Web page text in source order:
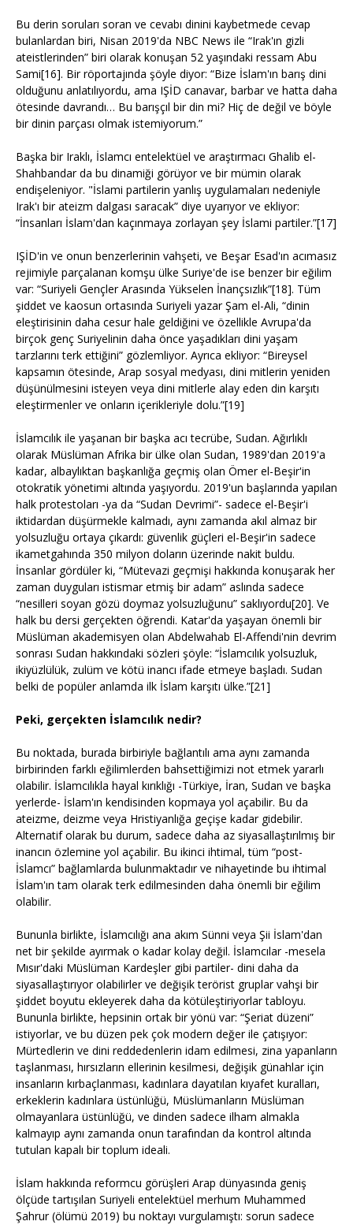
Bu derin soruları soran ve cevabı dinini kaybetmede cevap
bulanlardan biri, Nisan 2019'da NBC News ile “Irak'ın gizli
ateistlerinden” biri olarak konuşan 52 yaşındaki ressam Abu
Sami[16]. Bir röportajında şöyle diyor: “Bize İslam'ın barış dini
olduğunu anlatılıyordu, ama IŞİD canavar, barbar ve hatta daha
ötesinde davrandı… Bu barışçıl bir din mi? Hiç de değil ve böyle
bir dinin parçası olmak istemiyorum.”
Başka bir Iraklı, İslamcı entelektüel ve araştırmacı Ghalib el-
Shahbandar da bu dinamiği görüyor ve bir mümin olarak
endişeleniyor. "İslami partilerin yanlış uygulamaları nedeniyle
Irak'ı bir ateizm dalgası saracak” diye uyarıyor ve ekliyor:
“İnsanları İslam'dan kaçınmaya zorlayan şey İslami partiler.”[17]
IŞİD'in ve onun benzerlerinin vahşeti, ve Beşar Esad'ın acımasız
rejimiyle parçalanan komşu ülke Suriye'de ise benzer bir eğilim
var: “Suriyeli Gençler Arasında Yükselen İnançsızlık”[18]. Tüm
şiddet ve kaosun ortasında Suriyeli yazar Şam el-Ali, “dinin
eleştirisinin daha cesur hale geldiğini ve özellikle Avrupa'da
birçok genç Suriyelinin daha önce yaşadıkları dini yaşam
tarzlarını terk ettiğini” gözlemliyor. Ayrıca ekliyor: “Bireysel
kapsamın ötesinde, Arap sosyal medyası, dini mitlerin yeniden
düşünülmesini isteyen veya dini mitlerle alay eden din karşıtı
eleştirmenler ve onların içerikleriyle dolu.”[19]
İslamcılık ile yaşanan bir başka acı tecrübe, Sudan. Ağırlıklı
olarak Müslüman Afrika bir ülke olan Sudan, 1989'dan 2019'a
kadar, albaylıktan başkanlığa geçmiş olan Ömer el-Beşir'in
otokratik yönetimi altında yaşıyordu. 2019'un başlarında yapılan
halk protestoları -ya da “Sudan Devrimi”- sadece el-Beşir'i
iktidardan düşürmekle kalmadı, aynı zamanda akıl almaz bir
yolsuzluğu ortaya çıkardı: güvenlik güçleri el-Beşir'in sadece
ikametgahında 350 milyon doların üzerinde nakit buldu.
İnsanlar gördüler ki, “Mütevazi geçmişi hakkında konuşarak her
zaman duyguları istismar etmiş bir adam” aslında sadece
“nesilleri soyan gözü doymaz yolsuzluğunu” saklıyordu[20]. Ve
halk bu dersi gerçekten öğrendi. Katar'da yaşayan önemli bir
Müslüman akademisyen olan Abdelwahab El-Affendi'nin devrim
sonrası Sudan hakkındaki sözleri şöyle: “İslamcılık yolsuzluk,
ikiyüzlülük, zulüm ve kötü inancı ifade etmeye başladı. Sudan
belki de popüler anlamda ilk İslam karşıtı ülke.”[21]
Peki, gerçekten İslamcılık nedir?
Bu noktada, burada birbiriyle bağlantılı ama aynı zamanda
birbirinden farklı eğilimlerden bahsettiğimizi not etmek yararlı
olabilir. İslamcılıkla hayal kırıklığı -Türkiye, İran, Sudan ve başka
yerlerde- İslam'ın kendisinden kopmaya yol açabilir. Bu da
ateizme, deizme veya Hristiyanlığa geçişe kadar gidebilir.
Alternatif olarak bu durum, sadece daha az siyasallaştırılmış bir
inancın özlemine yol açabilir. Bu ikinci ihtimal, tüm “post-
İslamcı” bağlamlarda bulunmaktadır ve nihayetinde bu ihtimal
İslam'ın tam olarak terk edilmesinden daha önemli bir eğilim
olabilir.
Bununla birlikte, İslamcılığı ana akım Sünni veya Şii İslam'dan
net bir şekilde ayırmak o kadar kolay değil. İslamcılar -mesela
Mısır'daki Müslüman Kardeşler gibi partiler- dini daha da
siyasallaştırıyor olabilirler ve değişik terörist gruplar vahşi bir
şiddet boyutu ekleyerek daha da kötüleştiriyorlar tabloyu.
Bununla birlikte, hepsinin ortak bir yönü var: “Şeriat düzeni”
istiyorlar, ve bu düzen pek çok modern değer ile çatışıyor:
Mürtedlerin ve dini reddedenlerin idam edilmesi, zina yapanların
taşlanması, hırsızların ellerinin kesilmesi, değişik günahlar için
insanların kırbaçlanması, kadınlara dayatılan kıyafet kuralları,
erkeklerin kadınlara üstünlüğü, Müslümanların Müslüman
olmayanlara üstünlüğü, ve dinden sadece ilham almakla
kalmayıp aynı zamanda onun tarafından da kontrol altında
tutulan kapalı bir toplum ideali.
İslam hakkında reformcu görüşleri Arap dünyasında geniş
ölçüde tartışılan Suriyeli entelektüel merhum Muhammed
Şahrur (ölümü 2019) bu noktayı vurgulamıştı: sorun sadece